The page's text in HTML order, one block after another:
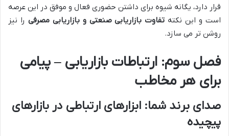
قرار دارد، یگانه شیوه برای داشتن حضوری فعال و موفق در این عرصه
است و این نکته تفاوت بازاریابی صنعتی و بازاریابی مصرفی را نیز
روشن تر می سازد.
فصل سوم: ارتباطات بازاریابی – پیامی
برای هر مخاطب
صدای برند شما: ابزارهای ارتباطی در بازارهای
پیچیده